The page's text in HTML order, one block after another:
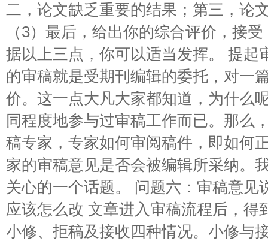
二，论文缺乏重要的结果；第三，论
（3）最后，给出你的综合评价，接
据以上三点，你可以适当发挥。 提起
的审稿就是受期刊编辑的委托，对一
价。这一点大凡大家都知道，为什么
同程度地参与过审稿工作而已。那么
稿专家，专家如何审阅稿件，即如何
家的审稿意见是否会被编辑所采纳。
关心的一个话题。 问题六：审稿意见
应该怎么改 文章进入审稿流程后，得
小修、拒稿及接收四种情况。小修与